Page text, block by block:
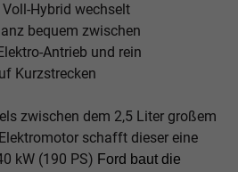
Hybrid wechselt
bequem zwischen
Antrieb und rein
Kurzstrecken
zwischen dem 2,5 Liter großem
schafft dieser eine
kW (190 PS) Ford baut die